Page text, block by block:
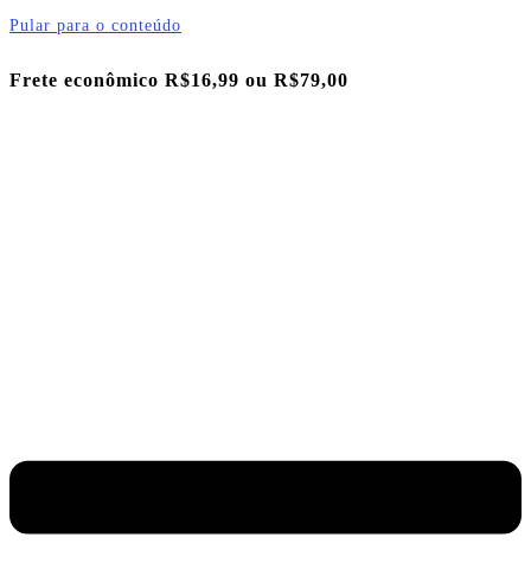
Pular para o conteúdo
Frete econômico R$16,99 ou R$79,00